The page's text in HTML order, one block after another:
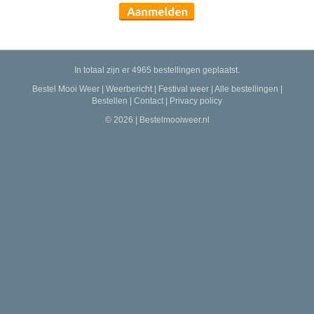
In totaal zijn er 4965 bestellingen geplaatst.
Bestel Mooi Weer| Weerbericht| Festival weer| Alle bestellingen
Bestellen
Contact
Privacy policy
© 2026 | Bestelmooiweer.nl